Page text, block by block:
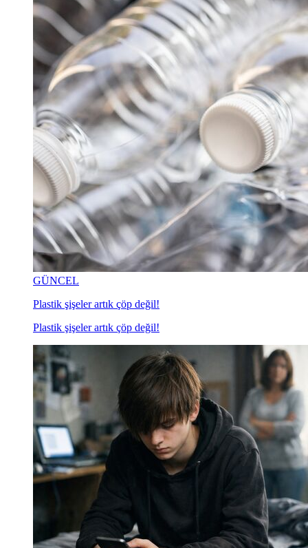
GÜNCEL
Plastik şişeler artık çöp değil!
Plastik şişeler artık çöp değil!